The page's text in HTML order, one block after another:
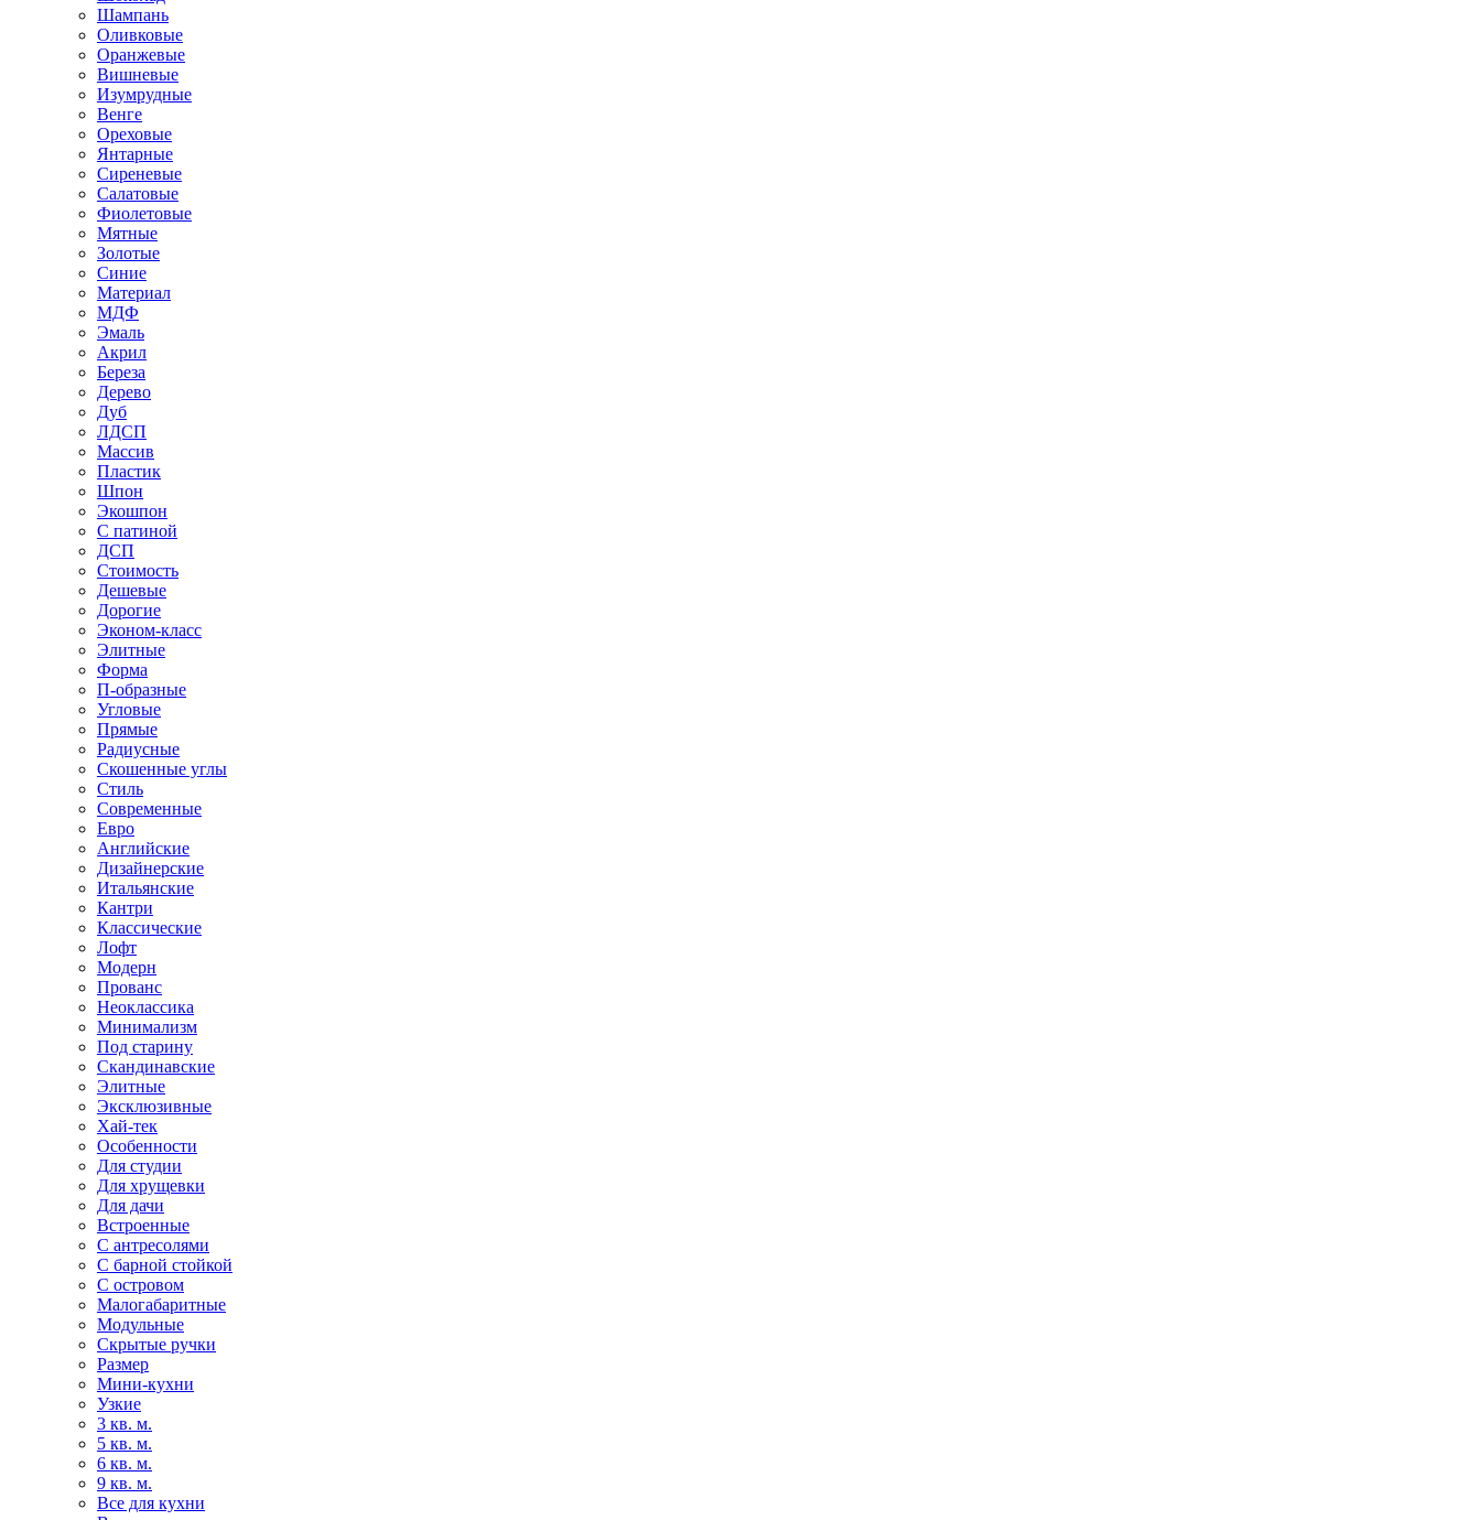
Шампань
Оливковые
Оранжевые
Вишневые
Изумрудные
Венге
Ореховые
Янтарные
Сиреневые
Салатовые
Фиолетовые
Мятные
Золотые
Синие
Материал
МДФ
Эмаль
Акрил
Береза
Дерево
Дуб
ЛДСП
Массив
Пластик
Шпон
Экошпон
С патиной
ДСП
Стоимость
Дешевые
Дорогие
Эконом-класс
Элитные
Форма
П-образные
Угловые
Прямые
Радиусные
Скошенные углы
Стиль
Современные
Евро
Английские
Дизайнерские
Итальянские
Кантри
Классические
Лофт
Модерн
Прованс
Неоклассика
Минимализм
Под старину
Скандинавские
Элитные
Эксклюзивные
Хай-тек
Особенности
Для студии
Для хрущевки
Для дачи
Встроенные
С антресолями
С барной стойкой
С островом
Малогабаритные
Модульные
Скрытые ручки
Размер
Мини-кухни
Узкие
3 кв. м.
5 кв. м.
6 кв. м.
9 кв. м.
Все для кухни